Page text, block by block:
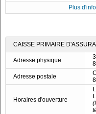
Plus
CAISSE PRIMAIRE
Adresse physique
Adresse postale
Horaires d'ouverture